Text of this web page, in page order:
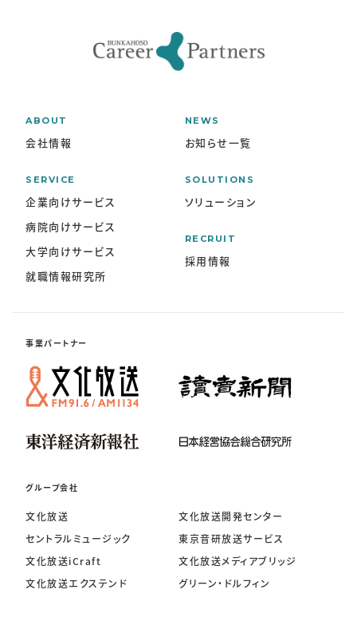
ABOUT
会社情報
SERVICE
企業向けサービス
病院向けサービス
大学向けサービス
就職情報研究所
NEWS
お知らせ一覧
SOLUTIONS
ソリューション
RECRUIT
採用情報
事業パートナー
グループ会社
文化放送
文化放送開発センター
セントラルミュージック
東京音研放送サービス
文化放送iCraft
文化放送メディアブリッジ
文化放送エクステンド
グリーン・ドルフィン